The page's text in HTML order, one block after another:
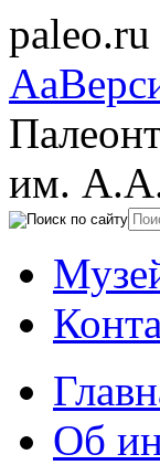
paleo.ru
Aa
им.
Об